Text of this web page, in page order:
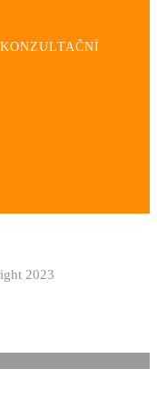
2023